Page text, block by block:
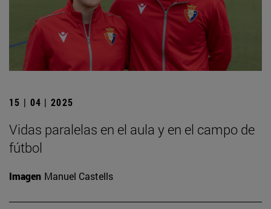
15 | 04 | 2025
Vidas paralelas en el aula y en el campo de
fútbol
Imagen Manuel Castells